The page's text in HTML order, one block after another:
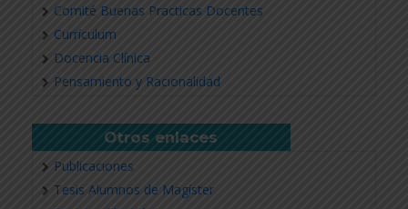
Comité Buenas Practicas Docentes
Currículum
Docencia Clínica
Pensamiento y Racionalidad
Otros enlaces
Publicaciones
Tesis Alumnos de Magíster